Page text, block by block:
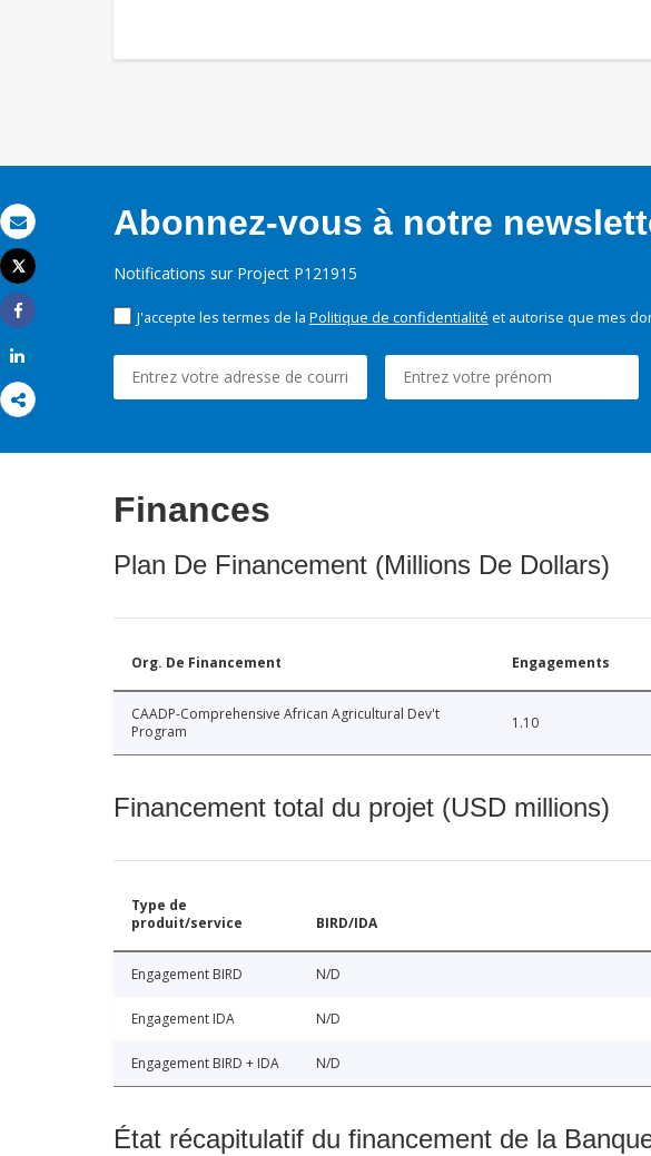
Email
Imprimer
Tweet
Share
Abonnez-vous à notre
Notifications sur Project P121915
J'accepte les termes de la Politique de confidentialité et autorise que mes
Finances
Plan De Financement (Millions De Dollars)
Org. De Financement Engagements
CAADP-Comprehensive African Agricultural Dev't
Program
1.10
Financement total du projet (USD millions)
Type de
produit/service
BIRD/IDA
Engagement BIRD N/D
Engagement IDA N/D
Engagement BIRD + IDA N/D
État récapitulatif du financement de la